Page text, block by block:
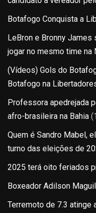
Botafogo Conquista a
LeBron e Bronny James
jogar no mesmo time na
(Vídeos) Gols do
Botafogo na
Professora apedrejada
afro-brasileira na Bahia
Quem é Sandro Mabel,
turno das eleições de
2025 terá oito feriados
Boxeador Adilson
Terremoto de 7.3 atinge